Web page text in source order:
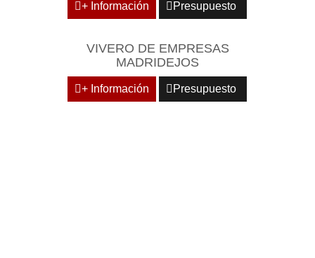
+ Información Presupuesto
VIVERO DE EMPRESAS
MADRIDEJOS
+ Información Presupuesto